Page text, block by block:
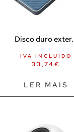
Disco duro
33,74€
IVA INCLUIDO
LER MAIS